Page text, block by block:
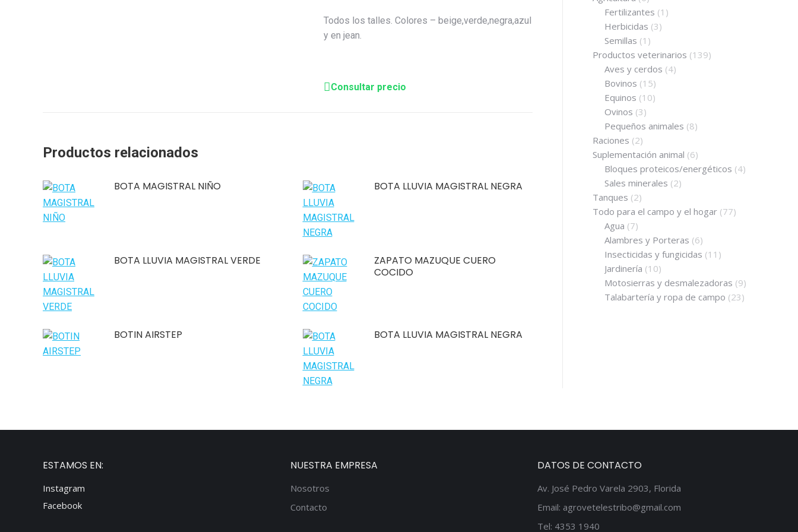
Todos los talles. Colores – beige,verde,negra,azul
y en jean.
Consultar precio
Productos relacionados
BOTA MAGISTRAL NIÑO BOTA LLUVIA MAGISTRAL NEGRA
BOTA LLUVIA MAGISTRAL VERDE
ZAPATO MAZUQUE CUERO
COCIDO
BOTIN AIRSTEP BOTA LLUVIA MAGISTRAL NEGRA
Fertilizantes (1)
Herbicidas (3)
Semillas (1)
Productos veterinarios (139)
Aves y cerdos (4)
Bovinos (15)
Equinos (10)
Ovinos (3)
Pequeños animales (8)
Raciones (2)
Suplementación animal (6)
Bloques proteicos/energéticos (4)
Sales minerales (2)
Tanques (2)
Todo para el campo y el hogar (77)
Agua (7)
Alambres y Porteras (6)
Insecticidas y fungicidas (11)
Jardinería (10)
Motosierras y desmalezadoras (9)
Talabartería y ropa de campo (23)
ESTAMOS EN:
Instagram
Facebook
NUESTRA EMPRESA
Nosotros
Contacto
DATOS DE CONTACTO
Av. José Pedro Varela 2903, Florida
Email: agrovetelestribo@gmail.com
Tel: 4353 1940